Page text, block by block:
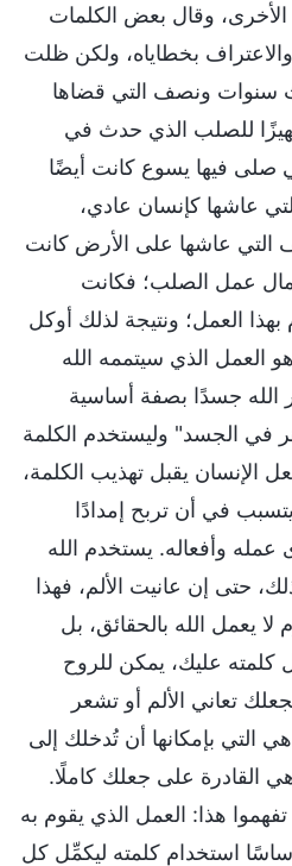
الأخرى، وقال بعض الكلمات
بخطاياه، ولكن ظلت
سنوات ونصف التي قضاها
للصلب الذي حدث في
صلى فيها يسوع كانت أيضًا
عاشها كإنسان عادي،
التي عاشها على الأرض كانت
عمل الصلب؛ فكانت
بهذا العمل؛ ونتيجة لذلك أوكل
العمل الذي سيتممه الله
الله جسدًا بصفة أساسية
في الجسد" وليستخدم الكلمة
الإنسان يقبل تهذيب الكلمة،
في أن تربح إمدادًا
وأفعاله. يستخدم الله
حتى إن عانيت الألم، فهذا
لا يعمل الله بالحقائق، بل
كلمته عليك، يمكن للروح
تعاني الألم أو تشعر
التي بإمكانها أن تُدخلك إلى
القادرة على جعلك كاملًا.
هذا: العمل الذي يقوم به
أساسًا استخدام كلمته ليكمِّل كل